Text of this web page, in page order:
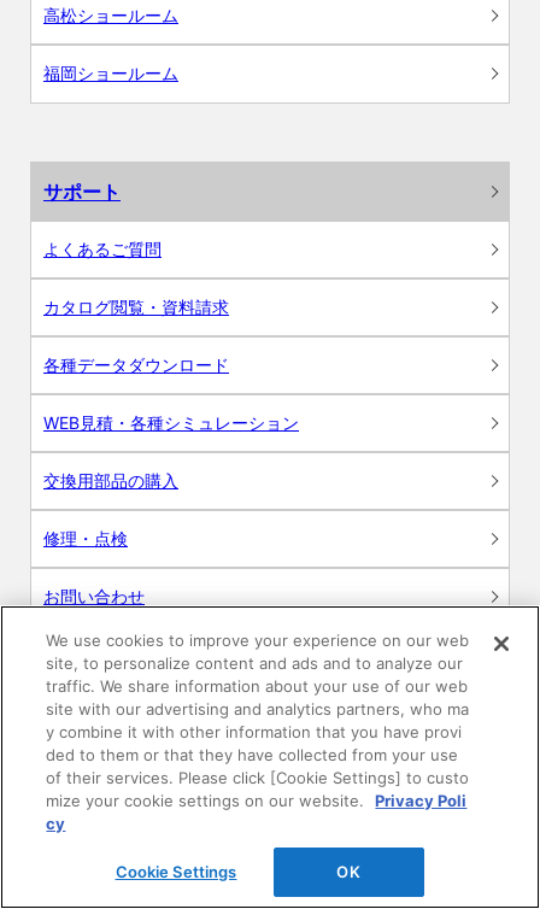
高松ショールーム
福岡ショールーム
サポート
よくあるご質問
カタログ閲覧・資料請求
各種データダウンロード
WEB見積・各種シミュレーション
交換用部品の購入
修理・点検
お問い合わせ
ログイン
建築・設計関係者様向けサイト
ユーザー登録サービス
WEB見積システム
収納プランニングソフト
We use cookies to improve your experience on our web
site, to personalize content and ads and to analyze our
traffic. We share information about your use of our web
site with our advertising and analytics partners, who ma
y combine it with other information that you have provi
ded to them or that they have collected from your use
of their services. Please click [Cookie Settings] to custo
mize your cookie settings on our website.
Privacy Poli
cy
Cookie Settings OK